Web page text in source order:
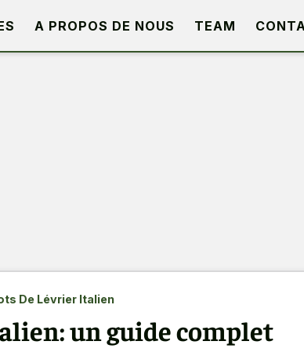
A PROPOS DE NOUS TEAM
De Lévrier Italien
un guide complet